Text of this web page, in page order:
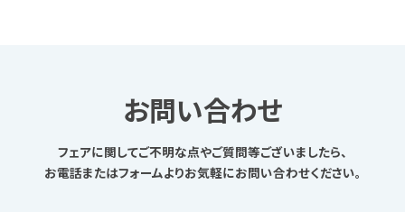
お問い合わせ
フェアに関してご不明な点やご質問等ございましたら、
お電話またはフォームよりお気軽にお問い合わせください。